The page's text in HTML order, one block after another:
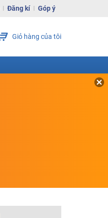
Đăng kí Góp ý
Giỏ hàng của tôi